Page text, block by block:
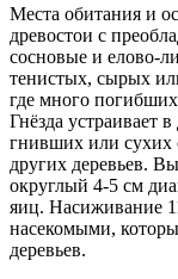
Места обитания и
древостои с
сосновые и елово-
тенистых, сырых
где много
Гнёзда устраивает
гнивших или сухих
других деревьев.
округлый 4-5 см
яиц. Насиживание
насекомыми,
деревьев.